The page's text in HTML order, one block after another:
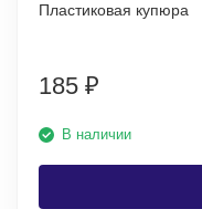
Пластиковая купюра
185 ₽
В наличии